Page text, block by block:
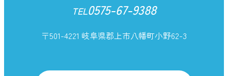
TEL0575-67-9388
〒501-4221 岐阜県郡上市八幡町小野62-3